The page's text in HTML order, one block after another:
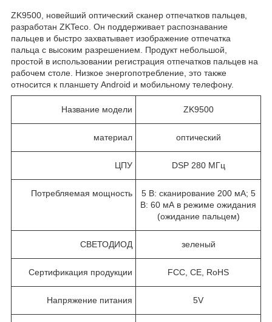
ZK9500, новейший оптический сканер отпечатков пальцев,
разработан ZKTeco. Он поддерживает распознавание
пальцев и быстро захватывает изображение отпечатка
пальца с высоким разрешением. Продукт небольшой,
простой в использовании регистрация отпечатков пальцев на
рабочем столе. Низкое энергопотребление, это также
относится к планшету Android и мобильному телефону.
Название модели ZK9500
материал оптический
ЦПУ DSP 280 МГц
Потребляемая мощность
5 В: сканирование 200 мА; 5
В: 60 мА в режиме ожидания
(ожидание пальцем)
СВЕТОДИОД зеленый
Сертификация продукции FCC, CE, RoHS
Напряжение питания 5V